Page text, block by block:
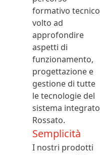
formativo tecnico
volto ad
approfondire
aspetti di
funzionamento,
progettazione e
gestione di tutte
le tecnologie del
sistema integrato
Rossato.
Semplicità
I nostri prodotti